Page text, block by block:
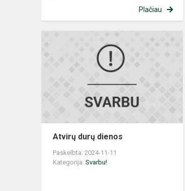
Plačiau
Atvirų durų dienos
Paskelbta: 2024-11-11
Kategorija: Svarbu!